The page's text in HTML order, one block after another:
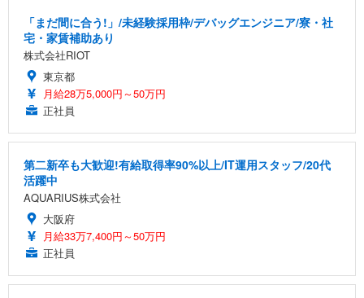
「まだ間に合う!」/未経験採用枠/デバッグエンジニア/寮・社
宅・家賃補助あり
株式会社RIOT
東京都
月給28万5,000円～50万円
正社員
第二新卒も大歓迎!有給取得率90%以上/IT運用スタッフ/20代
活躍中
AQUARIUS株式会社
大阪府
月給33万7,400円～50万円
正社員